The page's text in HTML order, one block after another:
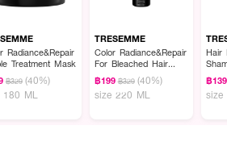
Radiance&Repair
Treatment Mask
฿329 (40%)
ML
TRESEMME
Color Radiance&Repair
For Bleached Hair
Shampoo
฿199 ฿329 (40%)
size 220 ML
Hair
฿139
size